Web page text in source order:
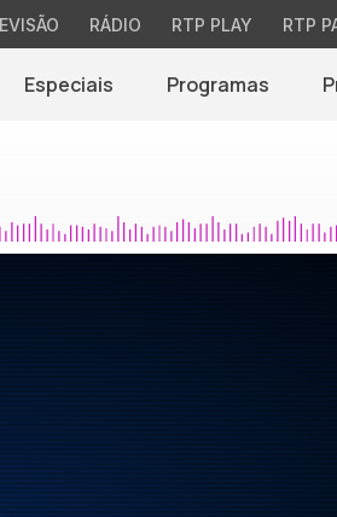
RÁDIO RTP PLAY RTP
Especiais Programas